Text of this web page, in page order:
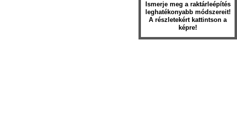
Ismerje meg a raktárleépítés
leghatékonyabb módszereit!
A részletekért kattintson a
képre!